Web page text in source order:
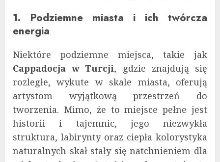
1. Podziemne miasta i ich twórcza
energia
Niektóre podziemne miejsca, takie jak
Cappadocja w Turcji, gdzie znajdują się
rozległe, wykute w skale miasta, oferują
artystom wyjątkową przestrzeń do
tworzenia. Mimo, że to miejsce pełne jest
historii i tajemnic, jego niezwykła
struktura, labirynty oraz ciepła kolorystyka
naturalnych skał stały się natchnieniem dla